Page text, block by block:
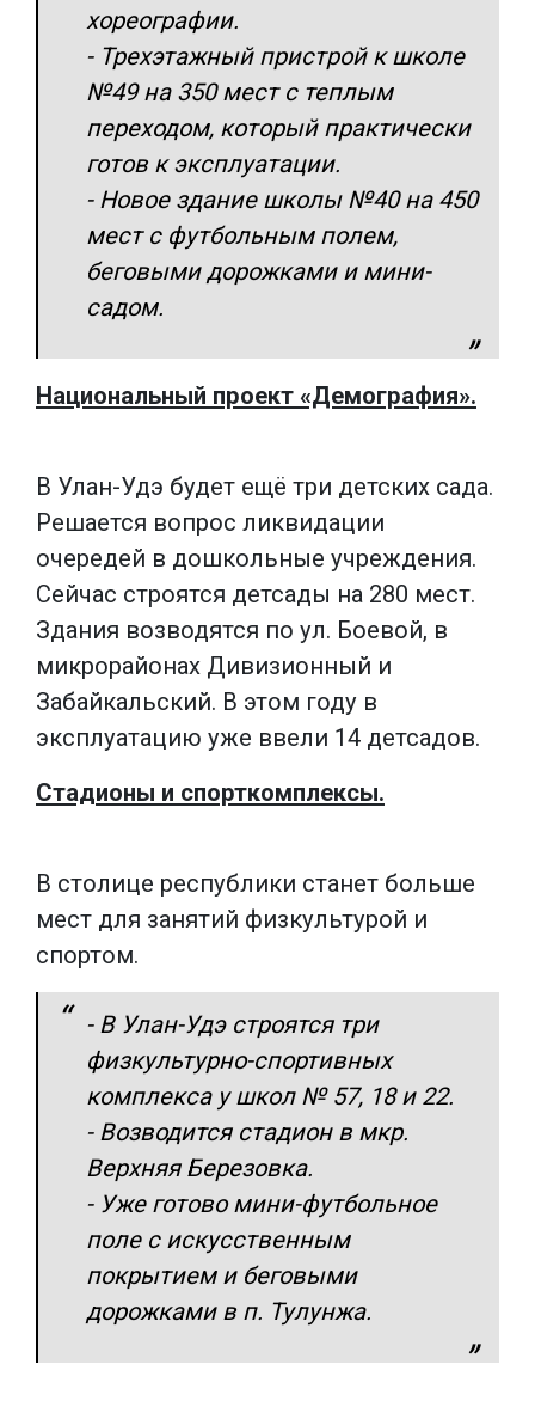
хореографии.
- Трехэтажный пристрой к школе
№49 на 350 мест с теплым
переходом, который практически
готов к эксплуатации.
- Новое здание школы №40 на 450
мест с футбольным полем,
беговыми дорожками и мини-
садом.
Национальный проект «Демография».
В Улан-Удэ будет ещё три детских сада.
Решается вопрос ликвидации
очередей в дошкольные учреждения.
Сейчас строятся детсады на 280 мест.
Здания возводятся по ул. Боевой, в
микрорайонах Дивизионный и
Забайкальский. В этом году в
эксплуатацию уже ввели 14 детсадов.
Стадионы и спорткомплексы.
В столице республики станет больше
мест для занятий физкультурой и
спортом.
- В Улан-Удэ строятся три
физкультурно-спортивных
комплекса у школ № 57, 18 и 22.
- Возводится стадион в мкр.
Верхняя Березовка.
- Уже готово мини-футбольное
поле с искусственным
покрытием и беговыми
дорожками в п. Тулунжа.